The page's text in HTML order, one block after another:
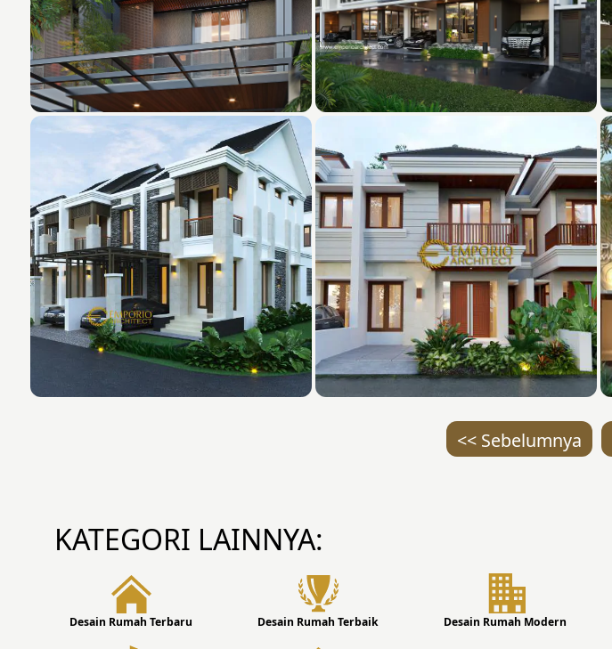
<< Sebelumnya
KATEGORI LAINNYA:
Desain Rumah Terbaru Desain Rumah Terbaik Desain Rumah Modern